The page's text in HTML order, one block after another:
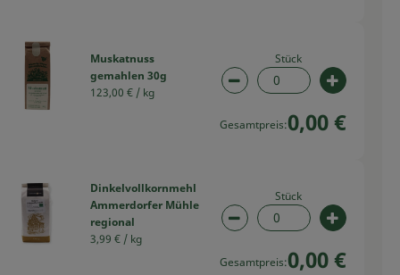
ändern
Muskatnuss
gemahlen 30g
123,00 € / kg
Stück
Artikelanzahl
Gesamtpreis:0,00 €
ändern
Dinkelvollkornmehl
Ammerdorfer Mühle
regional
3,99 € / kg
Stück
Artikelanzahl
Gesamtpreis:0,00 €